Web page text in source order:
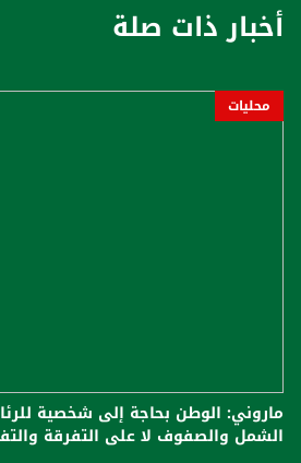
أخبار ذات صلة
محليات
ماروني: الوطن بحاجة إلى شخصية
الشمل والصفوف لا على التفرقة